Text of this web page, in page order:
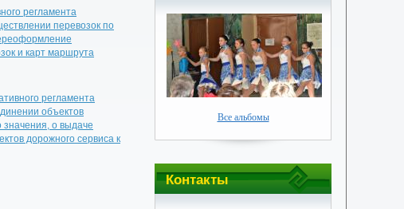
регламента
перевозок по
и карт маршрута
регламента
объектов
значения, о выдаче
дорожного сервиса к
Все альбомы
Контакты